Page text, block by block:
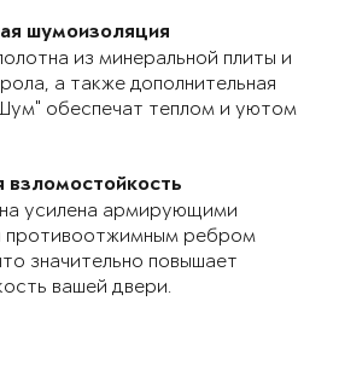
шумоизоляция
из минеральной плиты и
а также дополнительная
обеспечат теплом и уютом
взломостойкость
усилена армирующими
противоотжимным ребром
значительно повышает
вашей двери.